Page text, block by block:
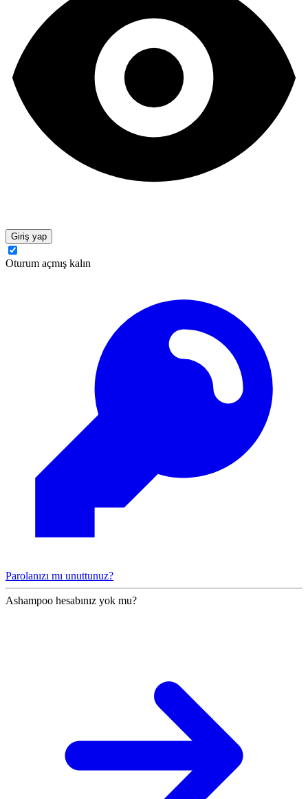
Giriş yap
Oturum açmış kalın
Parolanızı mı unuttunuz?
Ashampoo hesabınız yok mu?